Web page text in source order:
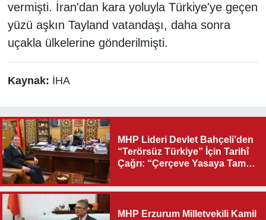
vermişti. İran'dan kara yoluyla Türkiye'ye geçen
yüzü aşkın Tayland vatandaşı, daha sonra
uçakla ülkelerine gönderilmişti.
Kaynak: İHA
MHP Lideri Devlet Bahçeli’den
“Terörsüz Türkiye” İçin Tarihî
Çağrı: “Çerçeve Yasaya Tam
MHP Erzurum Milletvekili Kamil